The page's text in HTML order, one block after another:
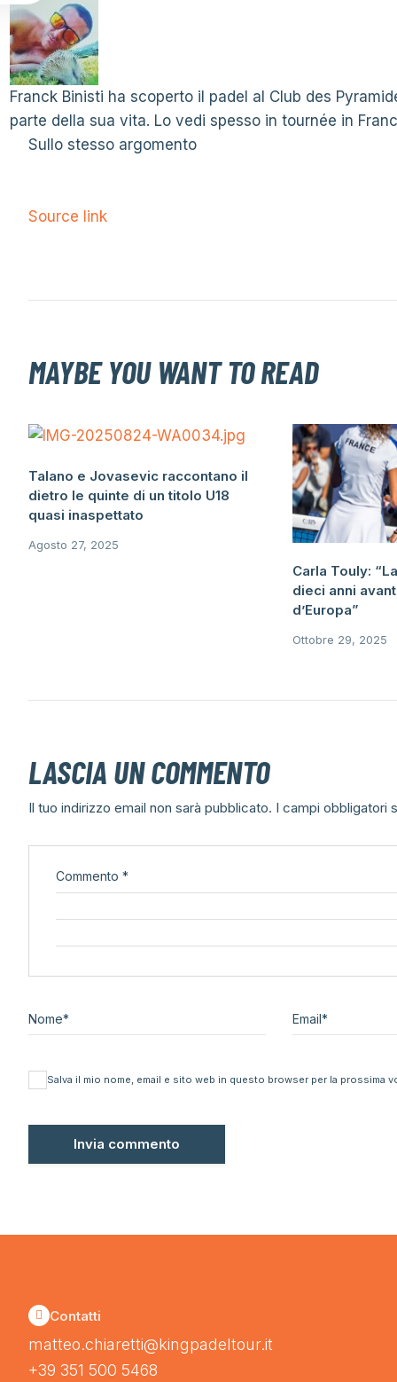
Franck Binisti ha scoperto il padel al Club des
parte della sua vita. Lo vedi spesso in tournée in
Sullo stesso argomento
Source link
MAYBE YOU WANT TO READ
Talano e Jovasevic raccontano il
dietro le quinte di un titolo U18
quasi inaspettato
Agosto 27, 2025
Carla Touly:
dieci anni
d’Europa”
Ottobre 29, 2025
LASCIA UN COMMENTO
Il tuo indirizzo email non sarà pubblicato. I campi obbligatori
Commento *
Nome* Email*
Salva il mio nome, email e sito web in questo browser per la prossima
Contatti
matteo.chiaretti@kingpadeltour.it
+39 351 500 5468